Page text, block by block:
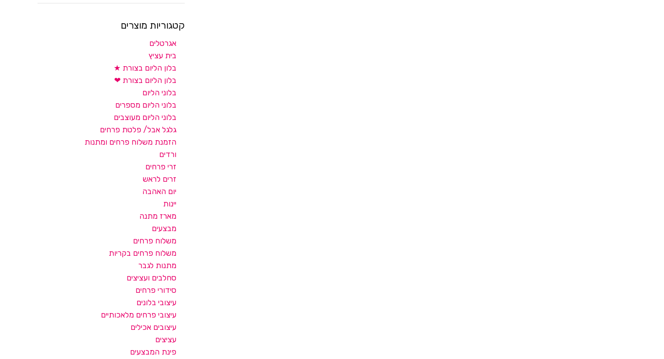
קטגוריות מוצרים
אגרטלים
בית עציץ
בלון הליום בצורת ★
בלון הליום בצורת ❤
בלוני הליום
בלוני הליום מספרים
בלוני הליום מעוצבים
גלגל אבל/ פלטת פרחים
הזמנת משלוח פרחים ומתנות
ורדים
זרי פרחים
זרים לראש
יום האהבה
יינות
מארז מתנה
מבצעים
משלוח פרחים
משלוח פרחים בקריות
מתנות לגבר
סחלבים ועציצים
סידורי פרחים
עיצובי בלונים
עיצובי פרחים מלאכותיים
עיצובים אכילים
עציצים
פינת המבצעים